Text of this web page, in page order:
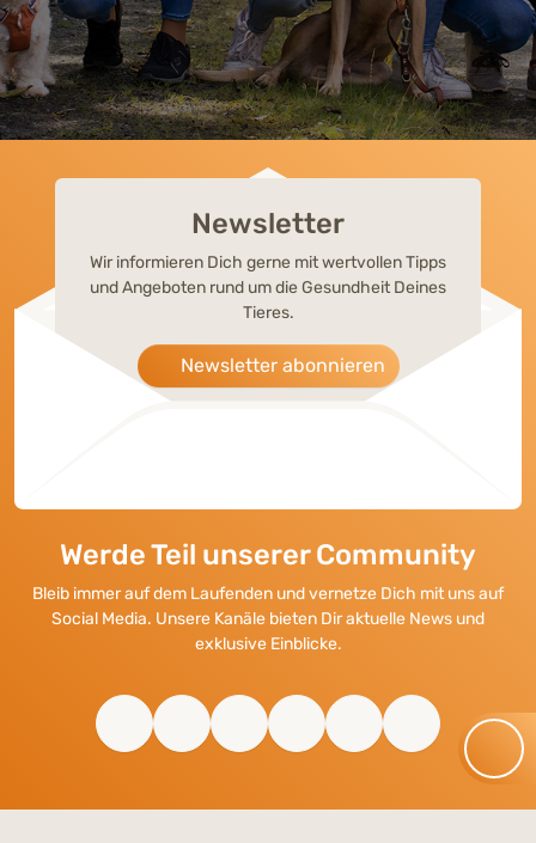
Newsletter
Wir informieren Dich gerne mit wertvollen Tipps
und Angeboten rund um die Gesundheit Deines
Tieres.
Newsletter abonnieren
Werde Teil unserer Community
Bleib immer auf dem Laufenden und vernetze Dich mit uns auf
Social Media. Unsere Kanäle bieten Dir aktuelle News und
exklusive Einblicke.